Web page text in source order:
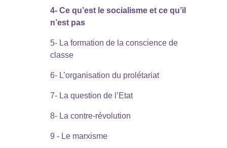
4- Ce qu’est le socialisme et ce qu’il
n’est pas
5- La formation de la conscience de
classe
6- L’organisation du prolétariat
7- La question de l’Etat
8- La contre-révolution
9 - Le marxisme